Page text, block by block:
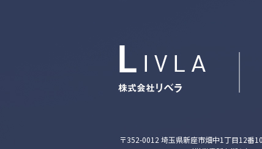
〒352-0012 埼玉県新座市畑中1丁目12番10